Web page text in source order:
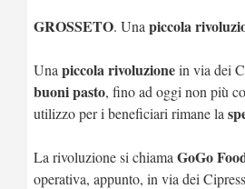
GROSSETO. Una piccola
Una piccola rivoluzionein via dei
buoni pasto, fino ad oggi non più
utilizzo per i beneficiari rimane la
La rivoluzione si chiama GoGo
operativa, appunto, in via dei